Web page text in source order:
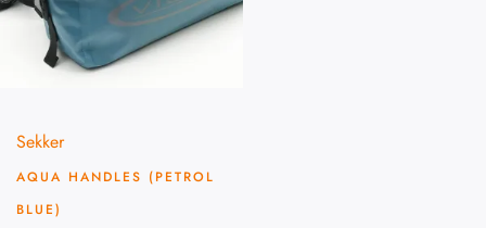
Sekker
AQUA HANDLES (PETROL
BLUE)